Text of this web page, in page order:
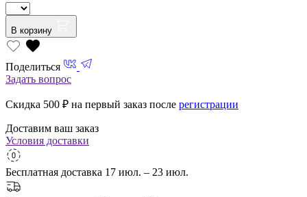
В корзину
Поделиться
Задать вопрос
Скидка 500 ₽ на первый заказ после регистрации
Доставим ваш заказ
Условия доставки
Бесплатная доставка 17 июл. – 23 июл.